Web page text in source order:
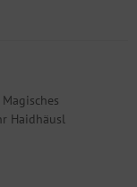
Haidhäusl